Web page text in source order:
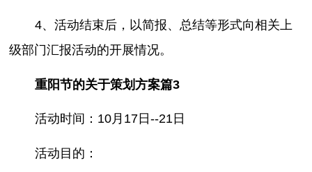
4、活动结束后，以简报、总结等形式向相关上
级部门汇报活动的开展情况。
重阳节的关于策划方案篇3
活动时间：10月17日--21日
活动目的：